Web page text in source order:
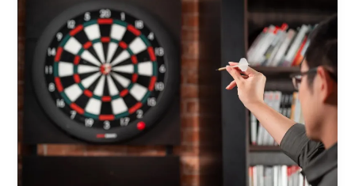
發：
CMoney
如
待